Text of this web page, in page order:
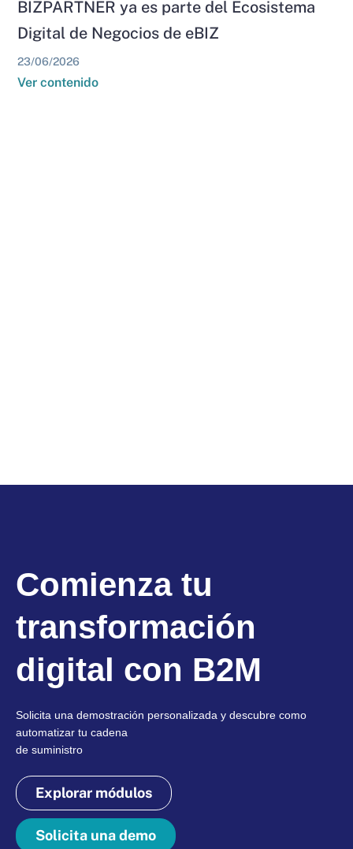
BIZPARTNER ya es parte del Ecosistema
Digital de Negocios de eBIZ
23/06/2026
Ver contenido
Comienza tu
transformación
digital con B2M
Solicita una demostración personalizada y descubre como
automatizar tu cadena
de suministro
Explorar módulos
Solicita una demo